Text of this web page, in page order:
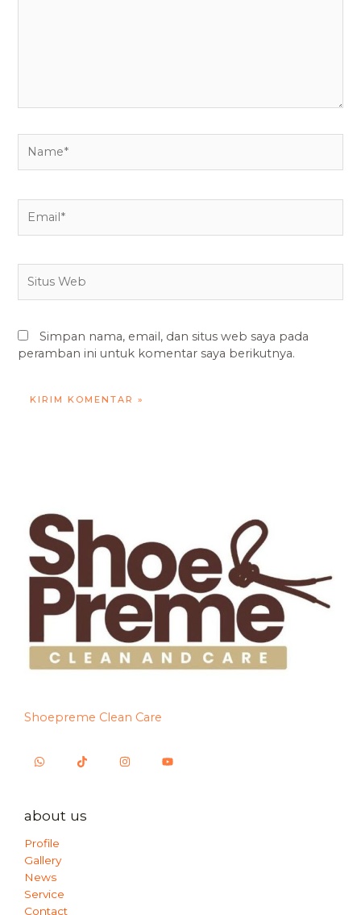
Web
Simpan nama, email, dan situs web saya pada
peramban ini untuk komentar saya berikutnya.
Shoepreme Clean Care
about us
Profile
Gallery
News
Service
Contact